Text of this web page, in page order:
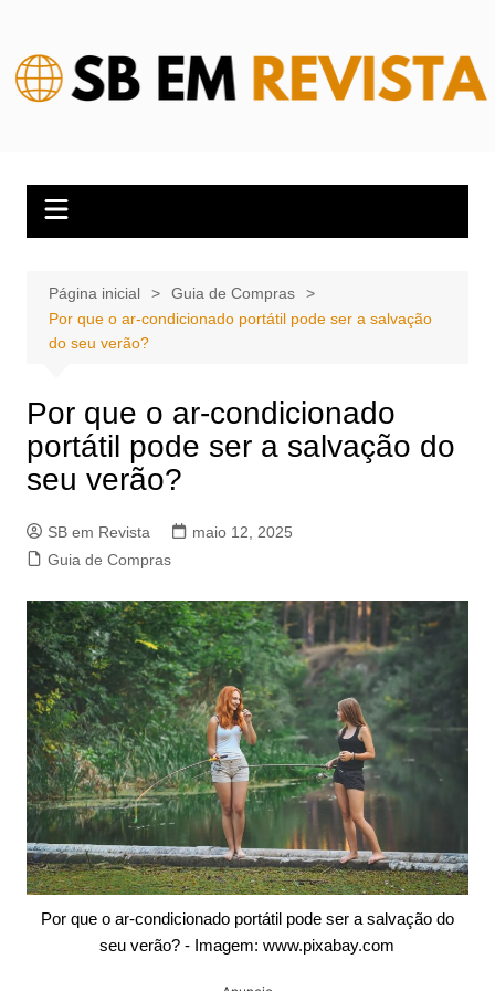
conteúdo
Página inicial
Guia de Compras
Por que o ar-condicionado portátil pode ser a salvação
do seu verão?
Por que o ar-condicionado
portátil pode ser a salvação do
seu verão?
SB em Revista
maio 12, 2025
Guia de Compras
Por que o ar-condicionado portátil pode ser a salvação do
seu verão? - Imagem: www.pixabay.com